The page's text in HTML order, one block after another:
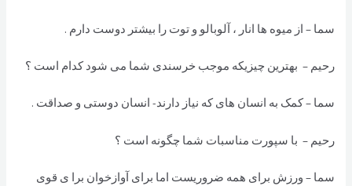
سما – از میوه ها انار ، آلوبالو و توت را بیشتر دوست دارم .
رحیم – بهترین چیزیکه موجب خرسندی شما می شود کدام است ؟
سما – کمک به انسان های که نیاز دارند- انسان دوستی و صداقت .
رحیم – با سپورت مناسبات شما چگونه است ؟
سما – ورزش برای همه ضروریست اما برای آوازخوان برا ی قوی